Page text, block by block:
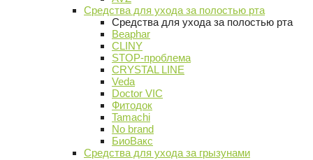
Средства для ухода за полостью рта
Средства для ухода за полостью рта
Beaphar
CLINY
STOP-проблема
CRYSTAL LINE
Veda
Doctor VIC
Фитодок
Tamachi
No brand
БиоВакс
Средства для ухода за грызунами